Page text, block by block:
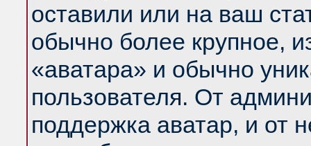
оставили или на ваш
обычно более крупное,
«аватара» и обычно
пользователя. От
поддержка аватар, и от